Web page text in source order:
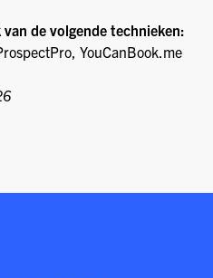
de volgende technieken:
YouCanBook.me